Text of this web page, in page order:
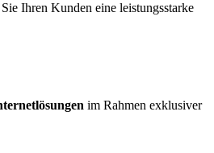
Ihren Kunden eine leistungsstarke
im Rahmen exklusiver